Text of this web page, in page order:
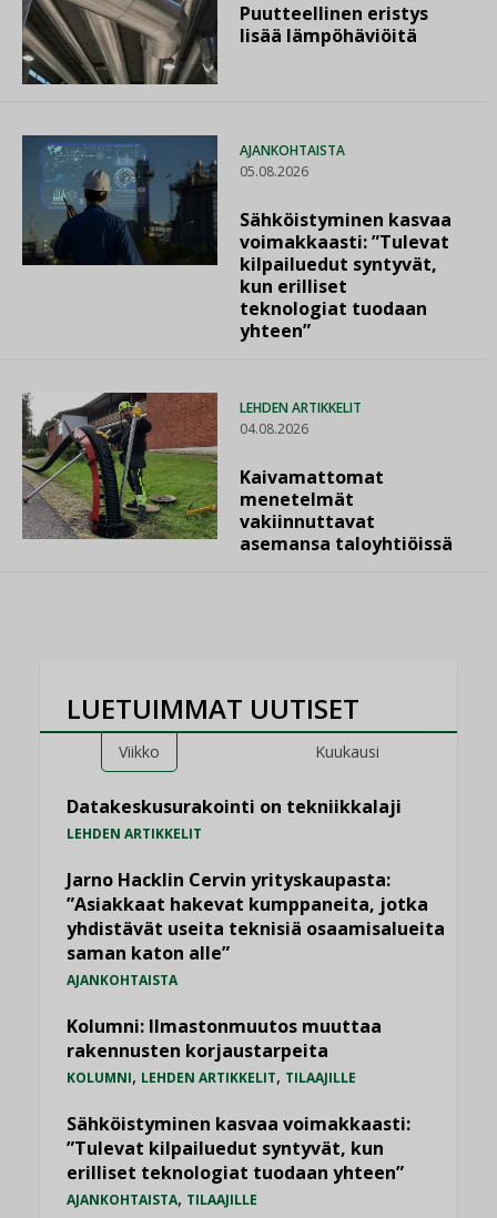
Puutteellinen eristys
lisää lämpöhäviöitä
AJANKOHTAISTA
05.08.2026
Sähköistyminen kasvaa
voimakkaasti: ”Tulevat
kilpailuedut syntyvät,
kun erilliset
teknologiat tuodaan
yhteen”
LEHDEN ARTIKKELIT
04.08.2026
Kaivamattomat
menetelmät
vakiinnuttavat
asemansa taloyhtiöissä
LUETUIMMAT UUTISET
Viikko Kuukausi
Datakeskusurakointi on tekniikkalaji
LEHDEN ARTIKKELIT
Jarno Hacklin Cervin yrityskaupasta:
”Asiakkaat hakevat kumppaneita, jotka
yhdistävät useita teknisiä osaamisalueita
saman katon alle”
AJANKOHTAISTA
Kolumni: Ilmastonmuutos muuttaa
rakennusten korjaustarpeita
KOLUMNI, LEHDEN ARTIKKELIT, TILAAJILLE
Sähköistyminen kasvaa voimakkaasti:
”Tulevat kilpailuedut syntyvät, kun
erilliset teknologiat tuodaan yhteen”
AJANKOHTAISTA, TILAAJILLE